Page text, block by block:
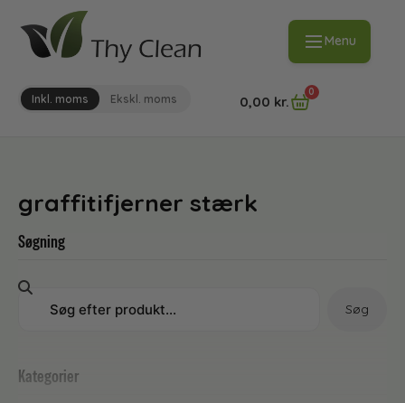
Menu
Inkl. moms Ekskl. moms 0,00 kr.
0
graffitifjerner stærk
Søgning
Søg
Kategorier